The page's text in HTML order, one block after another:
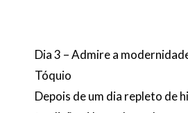
Dia 3 – Admire a
Tóquio
Depois de um dia repleto de